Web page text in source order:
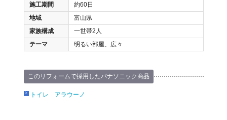
施工期間
約60日
地域
富山県
家族構成
一世帯2人
テーマ
明るい部屋、広々
このリフォームで採用したパナソニック商品
トイレ アラウーノ